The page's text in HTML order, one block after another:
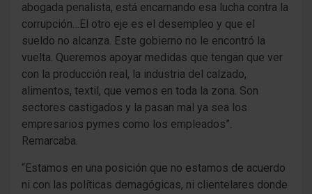
abogada penalista, está encarnando esa lucha contra la
corrupción…El otro eje es el desempleo y que el
sueldo no alcanza. Este gobierno no le encontró la
vuelta. Queremos apoyar medidas que tengan que ver
con la producción real, la industria del calzado,
alimentos, textil, que vemos en toda la zona. Son
sectores castigados y la pasan mal ya sea los
empresarios pymes como los empleados”.
Remarcaba.
“Estamos en una posición que no estamos de acuerdo
ni con las políticas demagógicas, ni clientelares donde